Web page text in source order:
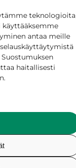
käyttääksemme
antaa meille
haitallisesti